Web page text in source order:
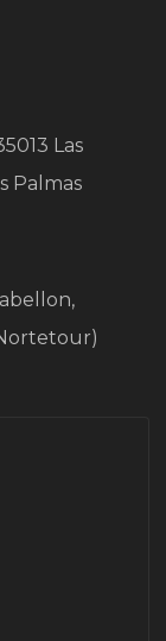
Las
Palmas